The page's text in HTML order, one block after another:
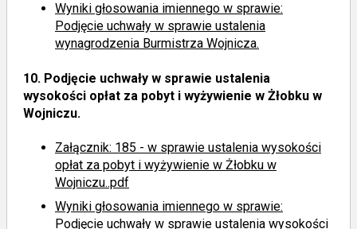
Wyniki głosowania imiennego w sprawie:
Podjęcie uchwały w sprawie ustalenia
wynagrodzenia Burmistrza Wojnicza.
10. Podjęcie uchwały w sprawie ustalenia
wysokości opłat za pobyt i wyżywienie w Żłobku w
Wojniczu.
Załącznik: 185 - w sprawie ustalenia wysokości
opłat za pobyt i wyżywienie w Żłobku w
Wojniczu..pdf
Wyniki głosowania imiennego w sprawie:
Podjęcie uchwały w sprawie ustalenia wysokości